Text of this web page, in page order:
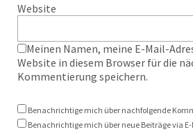
Website
Meinen Namen, meine E-Mail-
Website in diesem Browser für die
Kommentierung speichern.
Benachrichtige mich über nachfolgende
Benachrichtige mich über neue Beiträge via